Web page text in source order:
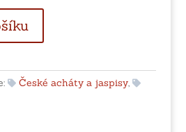
České acháty a jaspisy,